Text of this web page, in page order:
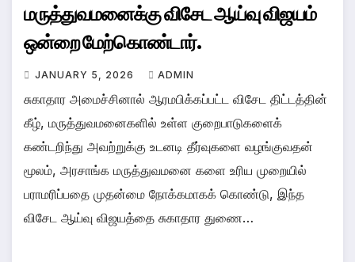
மருத்துவமனைக்கு விசேட ஆய்வு விஜயம்
ஒன்றை மேற்கொண்டார்.
JANUARY 5, 2026 ADMIN
சுகாதார அமைச்சினால் ஆரமபிக்கப்பட்ட விசேட திட்டத்தின்
கீழ், மருத்துவமனைகளில் உள்ள குறைபாடுகளைக்
கண்டறிந்து அவற்றுக்கு உடனடி தீர்வுகளை வழங்குவதன்
மூலம், அரசாங்க மருத்துவமனை களை உரிய முறையில்
பராமரிப்பதை முதன்மை நோக்கமாகக் கொண்டு, இந்த
விசேட ஆய்வு விஜயத்தை சுகாதார துணை…